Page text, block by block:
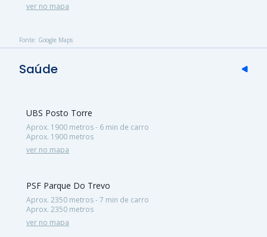
ver no mapa
Fonte: Google Maps
Saúde
UBS Posto Torre
Aprox. 1900 metros - 6 min de carro
Aprox. 1900 metros
ver no mapa
PSF Parque Do Trevo
Aprox. 2350 metros - 7 min de carro
Aprox. 2350 metros
ver no mapa